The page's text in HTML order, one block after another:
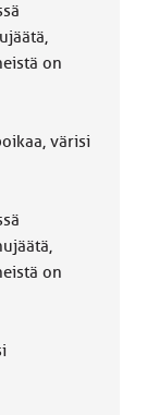
on
värisi
on